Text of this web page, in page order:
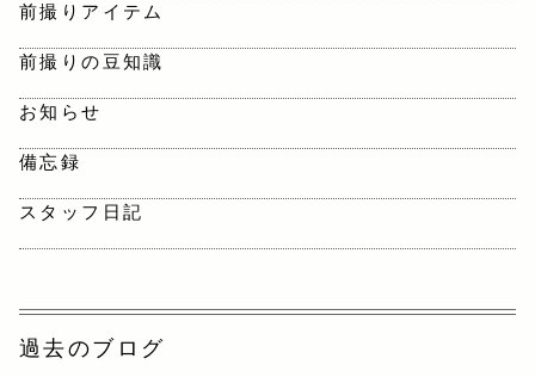
前撮りアイテム
前撮りの豆知識
お知らせ
備忘録
スタッフ日記
過去のブログ